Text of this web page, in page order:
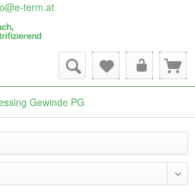
term.at
Gewinde PG